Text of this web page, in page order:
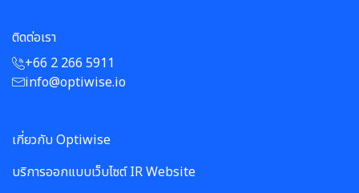
ติดต่อเรา
+66 2 266 5911
info@optiwise.io
เกี่ยวกับ Optiwise
บริการออกแบบเว็บไซต์ IR Website